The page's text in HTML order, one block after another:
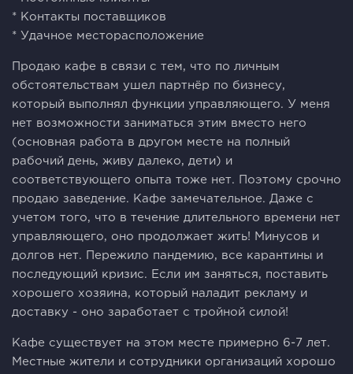
* Контакты поставщиков
* Удачное месторасположение
Продаю кафе в связи с тем, что по личным
обстоятельствам ушел партнёр по бизнесу,
который выполнял функции управляющего. У меня
нет возможности заниматься этим вместо него
(основная работа в другом месте на полный
рабочий день, живу далеко, дети) и
соответствующего опыта тоже нет. Поэтому срочно
продаю заведение. Кафе замечательное. Даже с
учетом того, что в течение длительного времени нет
управляющего, оно продолжает жить! Минусов и
долгов нет. Пережило пандемию, все карантины и
последующий кризис. Если им заняться, поставить
хорошего хозяина, который наладит рекламу и
доставку - оно заработает с тройной силой!
Кафе существует на этом месте примерно 6-7 лет.
Местные жители и сотрудники организаций хорошо